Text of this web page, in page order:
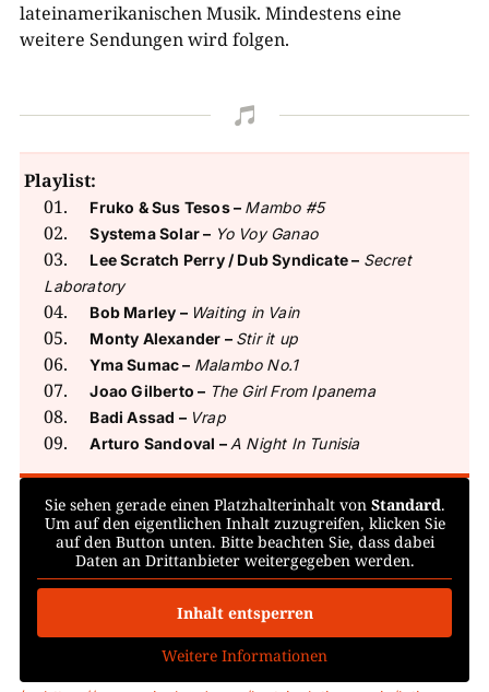
lateinamerikanischen Musik. Mindestens eine
weitere Sendungen wird folgen.

Playlist:
Fruko & Sus Tesos – Mambo #5
Systema Solar – Yo Voy Ganao
Lee Scratch Perry / Dub Syndicate – Secret
Laboratory
Bob Marley – Waiting in Vain
Monty Alexander – Stir it up
Yma Sumac – Malambo No.1
Joao Gilberto – The Girl From Ipanema
Badi Assad – Vrap
Arturo Sandoval – A Night In Tunisia
Sie sehen gerade einen Platzhalterinhalt von Standard.
Um auf den eigentlichen Inhalt zuzugreifen, klicken Sie
auf den Button unten. Bitte beachten Sie, dass dabei
Daten an Drittanbieter weitergegeben werden.
Inhalt entsperren
Weitere Informationen